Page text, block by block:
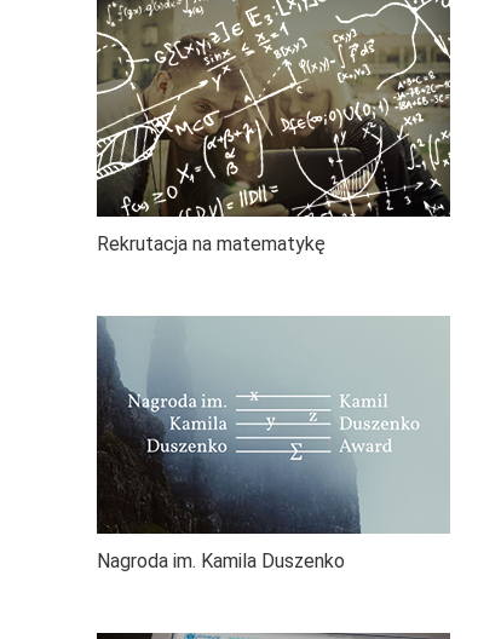
Rekrutacja na matematykę
Nagroda im. Kamila Duszenko